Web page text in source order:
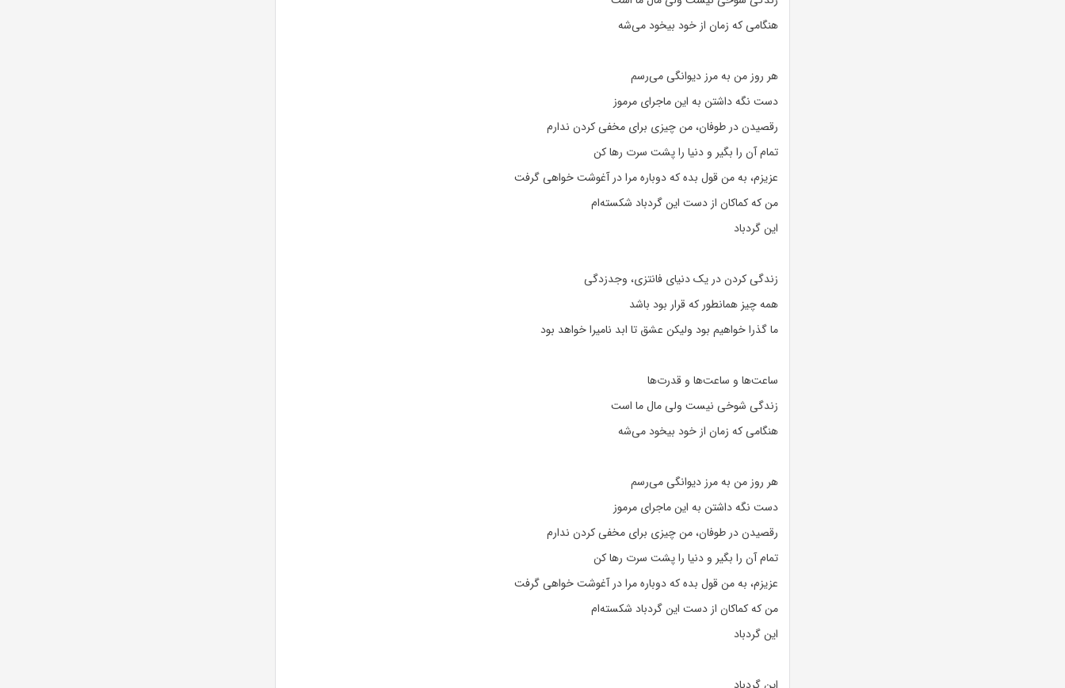
هنگامی که زمان از خود بیخود می‌شه
هر روز من به مرز دیوانگی می‌رسم
دست نگه داشتن به این ماجرای مرموز
رقصیدن در طوفان، من چیزی برای مخفی کردن ندارم
تمام آن را بگیر و دنیا را پشت سرت رها کن
عزیزم، به من قول بده که دوباره مرا در آغوشت خواهی گرفت
من که کماکان از دست این گردباد شکسته‌ام
این گردباد
زندگی کردن در یک دنیای فانتزی، وجدزدگی
همه چیز همانطور که قرار بود باشد
ما گذرا خواهیم بود ولیکن عشق تا ابد نامیرا خواهد بود
ساعت‌ها و ساعت‌ها و قدرت‌ها
زندگی شوخی نیست ولی مال ما است
هنگامی که زمان از خود بیخود می‌شه
هر روز من به مرز دیوانگی می‌رسم
دست نگه داشتن به این ماجرای مرموز
رقصیدن در طوفان، من چیزی برای مخفی کردن ندارم
تمام آن را بگیر و دنیا را پشت سرت رها کن
عزیزم، به من قول بده که دوباره مرا در آغوشت خواهی گرفت
من که کماکان از دست این گردباد شکسته‌ام
این گردباد